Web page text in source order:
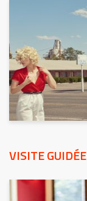
VISITE GUIDÉE